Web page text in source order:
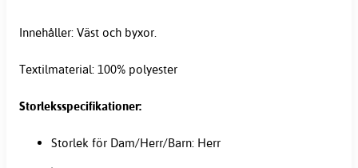
Innehåller: Väst och byxor.
Textilmaterial: 100% polyester
Storleksspecifikationer:
Storlek för Dam/Herr/Barn: Herr